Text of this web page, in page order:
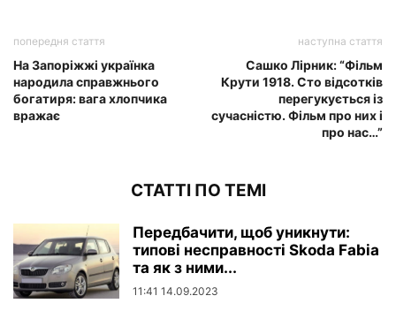
попередня стаття
На Запоріжжі українка
народила справжнього
богатиря: вага хлопчика
вражає
наступна стаття
Сашко Лірник: “Фільм
Крути 1918. Сто відсотків
перегукується із
сучасністю. Фільм про них і
про нас…”
СТАТТІ ПО ТЕМІ
Передбачити, щоб уникнути:
типові несправності Skoda Fabia
та як з ними...
11:41 14.09.2023